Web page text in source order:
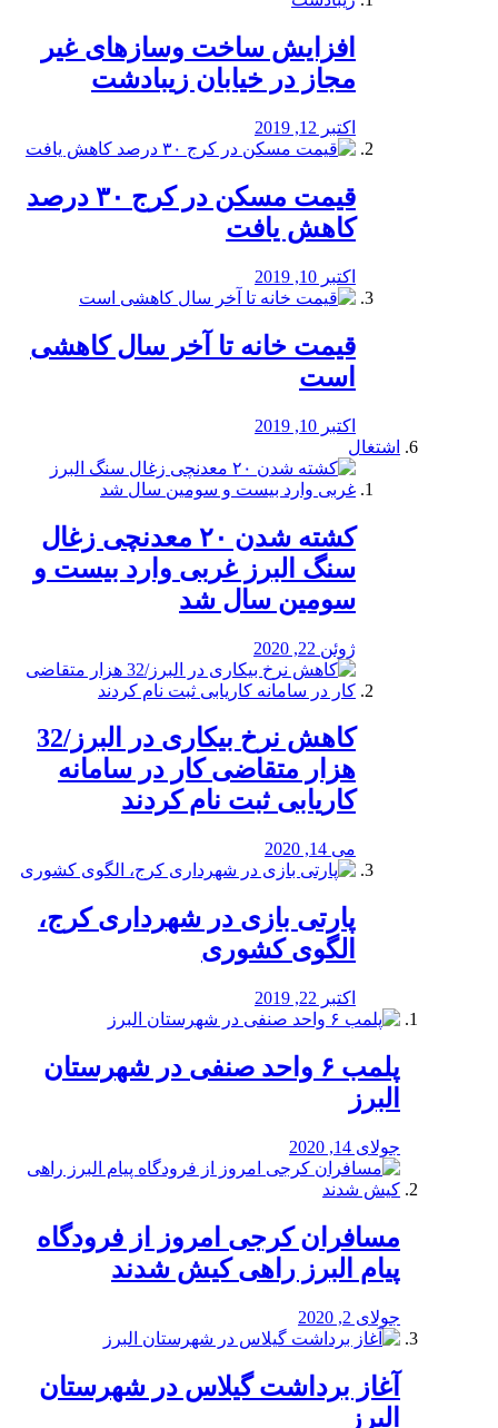
افزایش ساخت وسازهای غیر
مجاز در خیابان زیبادشت
اکتبر 12, 2019
️قیمت مسکن در کرج ۳۰ درصد
کاهش یافت
اکتبر 10, 2019
قیمت خانه تا آخر سال کاهشی
است
اکتبر 10, 2019
اشتغال
کشته شدن ۲۰ معدنچی زغال
سنگ البرز غربی وارد بیست و
سومین سال شد
ژوئن 22, 2020
کاهش نرخ بیکاری در البرز/32
هزار متقاضی کار در سامانه
کاریابی ثبت نام کردند
می 14, 2020
پارتی بازی در شهرداری کرج،
الگوی کشوری
اکتبر 22, 2019
پلمب ۶ واحد صنفی در شهرستان
البرز
جولای 14, 2020
مسافران کرجی امروز از فرودگاه
پیام البرز راهی کیش شدند
جولای 2, 2020
آغاز برداشت گیلاس در شهرستان
البرز